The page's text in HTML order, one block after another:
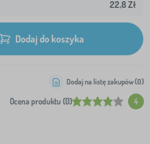
22,8 Zł
Dodaj do koszyka
Ocena produktu (0) 4
Dodaj na listę zakupów (0)